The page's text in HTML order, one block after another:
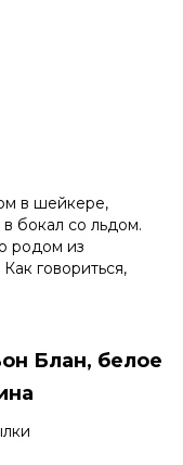
в шейкере,
бокал со льдом.
родом из
говориться,
Блан, белое